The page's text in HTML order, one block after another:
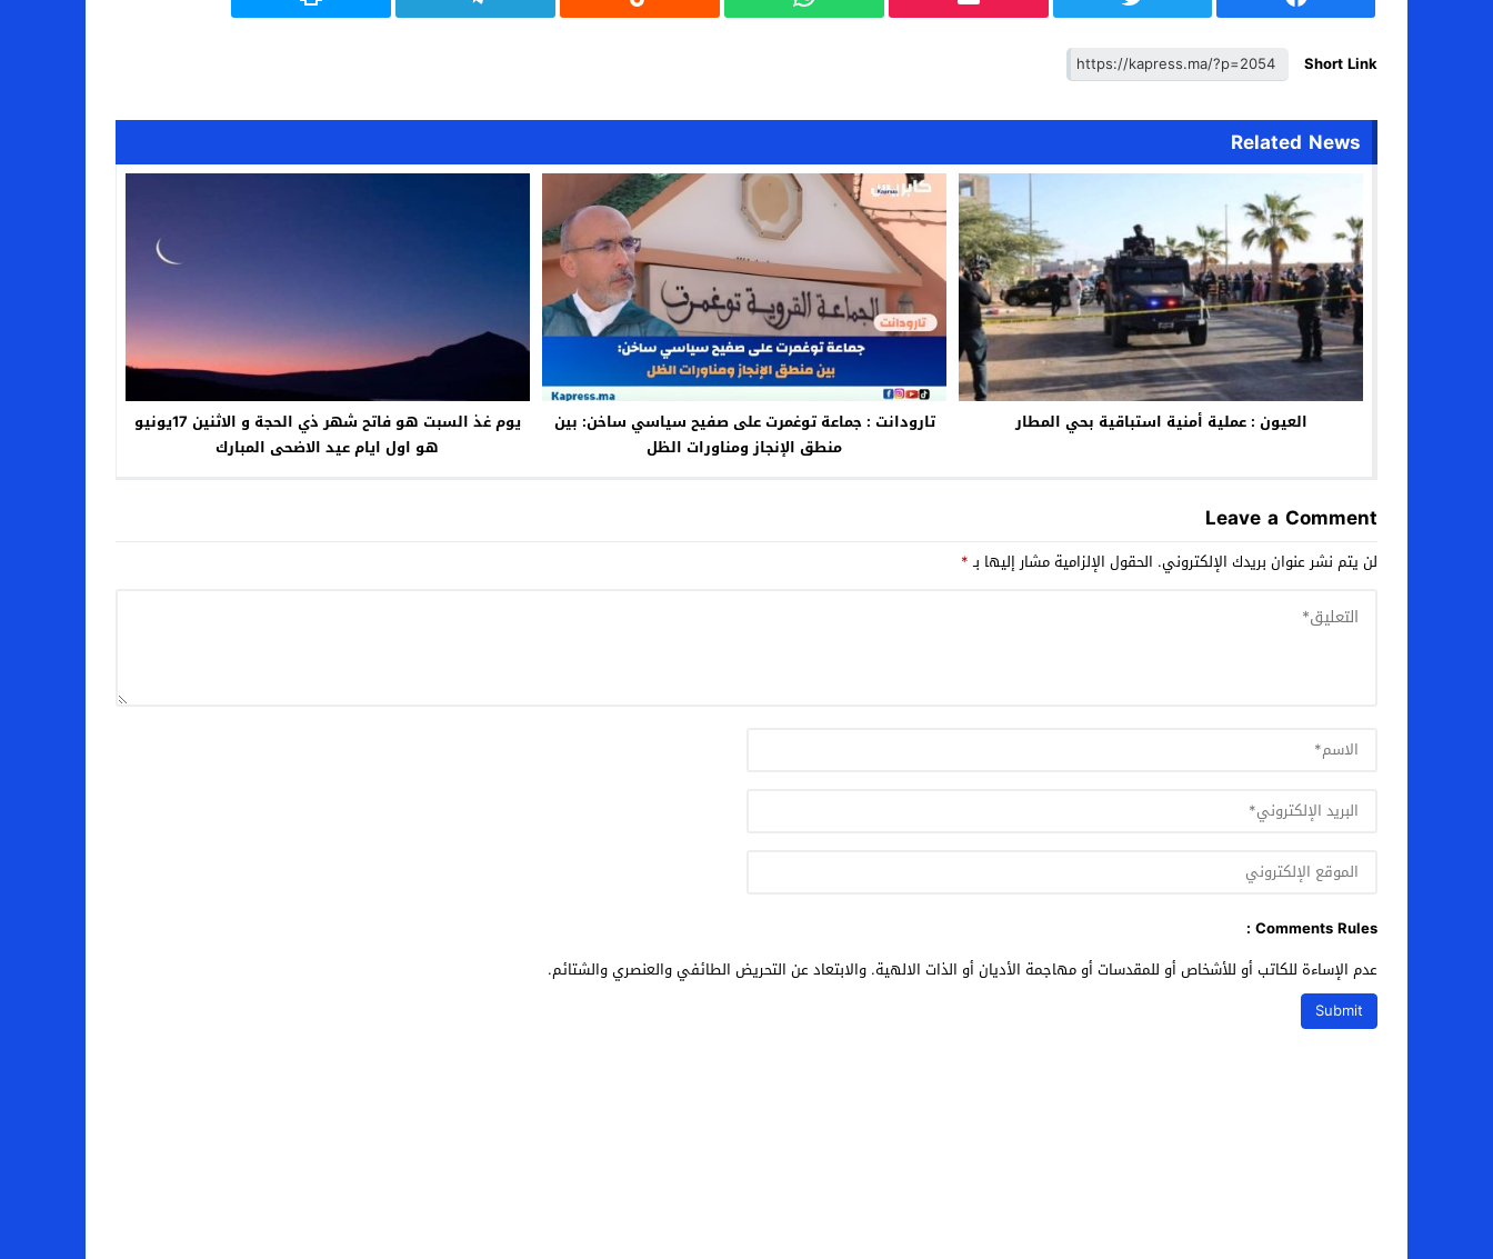
Short Link
Related News
العيون : عملية أمنية استباقية بحي المطار
تارودانت : جماعة توغمرت على صفيح سياسي ساخن: بين
منطق الإنجاز ومناورات الظل
يوم غذ السبت هو فاتح شهر ذي الحجة و الاثنين 17يونيو
هو اول ايام عيد الاضحى المبارك
Leave a Comment
لن يتم نشر عنوان بريدك الإلكتروني. الحقول الإلزامية مشار إليها بـ*
Comments Rules :
عدم الإساءة للكاتب أو للأشخاص أو للمقدسات أو مهاجمة الأديان أو الذات الالهية. والابتعاد عن التحريض الطائفي والعنصري والشتائم.